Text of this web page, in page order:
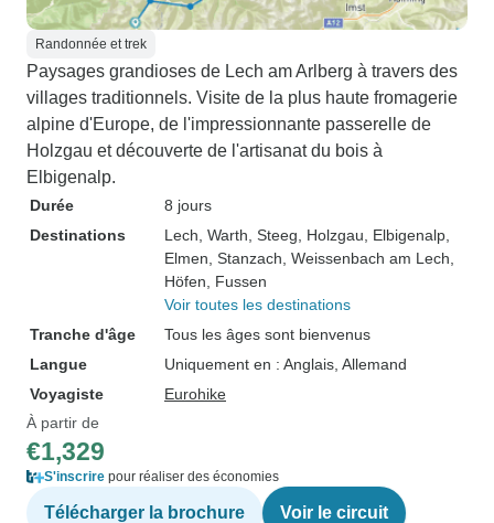
Randonnée et trek
Paysages grandioses de Lech am Arlberg à travers des
villages traditionnels. Visite de la plus haute fromagerie
alpine d'Europe, de l'impressionnante passerelle de
Holzgau et découverte de l'artisanat du bois à
Elbigenalp.
Durée
8 jours
Destinations
Lech , Warth , Steeg , Holzgau , Elbigenalp
Elmen , Stanzach , Weissenbach am Lech
Höfen , Fussen
Voir toutes les destinations
Tranche d'âge
Tous les âges sont bienvenus
Langue
Uniquement en : Anglais, Allemand
Voyagiste
Eurohike
À partir de
€1,329
S'inscrire pour réaliser des économies
Télécharger la brochure Voir le circuit